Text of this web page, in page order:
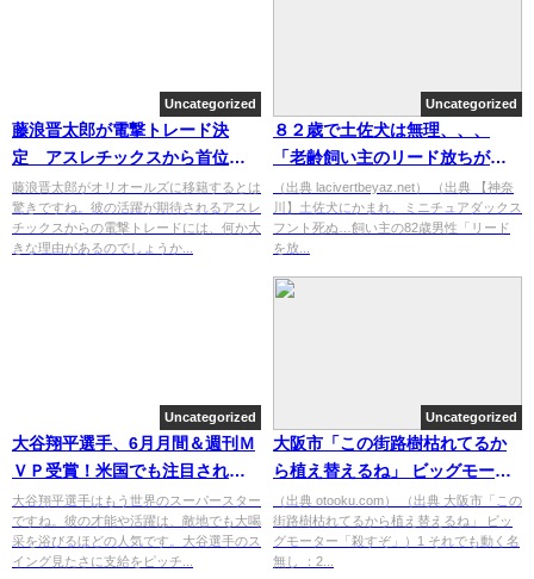
Uncategorized
藤浪晋太郎が電撃トレード決
定 アスレチックスから首位オ
リオールズに移籍 ７月防御率
2.25
藤浪晋太郎がオリオールズに移籍するとは
驚きですね。彼の活躍が期待されるアスレ
チックスからの電撃トレードには、何か大
きな理由があるのでしょうか...
Uncategorized
８２歳で土佐犬は無理、、、
「老齢飼い主のリード放ちが悲
劇へ」横須賀市でのミニチュア
ダックスフントの死亡事件
（出典 lacivertbeyaz.net） （出典 【神奈
川】土佐犬にかまれ、ミニチュアダックス
フント死ぬ…飼い主の82歳男性「リード
を放...
Uncategorized
大谷翔平選手、6月月間＆週刊Ｍ
ＶＰ受賞！米国でも注目される
大谷翔平の凄まじい人気！
大谷翔平選手はもう世界のスーパースター
ですね。彼の才能や活躍は、敵地でも大喝
采を浴びるほどの人気です。大谷選手のス
イング見たさに支給をピッチ...
Uncategorized
大阪市「この街路樹枯れてるか
ら植え替えるね」 ビッグモータ
ー「殺すぞ」
（出典 otooku.com） （出典 大阪市「この
街路樹枯れてるから植え替えるね」 ビッ
グモーター「殺すぞ」）1 それでも動く名
無し ：2...